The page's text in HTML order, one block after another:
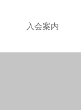
入会案内